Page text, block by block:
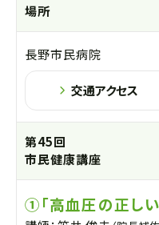
場所
長野市民病院
交通アクセス
第45回
市民健康講座
①「高血圧の正し